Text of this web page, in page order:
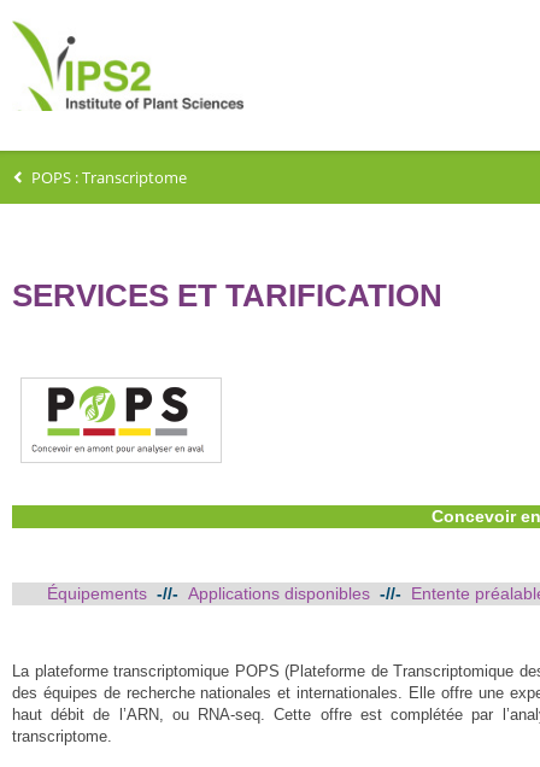
POPS : Transcriptome
SERVICES ET TARIFICATION
Concevoir
Équipements -//- Applications disponibles -//- Entente
La plateforme transcriptomique POPS (Plateforme de Transcriptomique
des équipes de recherche nationales et internationales. Elle offre une
haut débit de l’ARN, ou RNA-seq. Cette offre est complétée par
transcriptome.